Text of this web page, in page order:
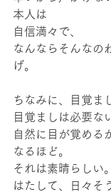
本人は
自信満々で、
なんならそんなの
げ。
ちなみに、目覚ま
目覚ましは必要な
自然に目が覚める
なるほど。
それは素晴らしい。
はたして、日々そ